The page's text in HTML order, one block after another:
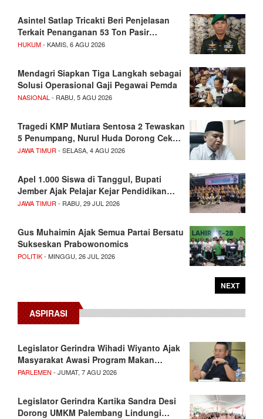
Asintel Satlap Tricakti Beri Penjelasan
Terkait Penanganan 53 Ton Pasir…
HUKUM- KAMIS, 6 AGU 2026
Mendagri Siapkan Tiga Langkah sebagai
Solusi Operasional Gaji Pegawai Pemda
NASIONAL - RABU, 5 AGU 2026
Tragedi KMP Mutiara Sentosa 2 Tewaskan
5 Penumpang, Nurul Huda Dorong Cek…
JAWA TIMUR - SELASA, 4 AGU 2026
Apel 1.000 Siswa di Tanggul, Bupati
Jember Ajak Pelajar Kejar Pendidikan…
JAWA TIMUR - RABU, 29 JUL 2026
Gus Muhaimin Ajak Semua Partai Bersatu
Sukseskan Prabowonomics
POLITIK- MINGGU, 26 JUL 2026
NEXT
ASPIRASI
Legislator Gerindra Wihadi Wiyanto Ajak
Masyarakat Awasi Program Makan…
PARLEMEN - JUMAT, 7 AGU 2026
Legislator Gerindra Kartika Sandra Desi
Dorong UMKM Palembang Lindungi…